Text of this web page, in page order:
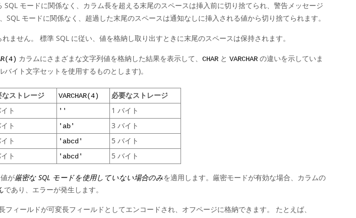
SQL モードに関係なく、カラム長を超える末尾のスペースは挿入前に切り捨てられ、警告メッセージ
SQL モードに関係なく、超過した末尾のスペースは通知なしに挿入される値から切り捨てられます。
ません。 標準 SQL に従い、値を格納し取り出すときに末尾のスペースは保持されます。
カラムにさまざまな文字列値を格納した結果を表示して、 CHAR と VARCHAR の違いを示していま
バイト文字セットを使用するものとします)。
なストレージ VARCHAR(4) 必要なストレージ
ト '' 1 バイト
ト 'ab' 3 バイト
ト 'abcd' 5 バイト
ト 'abcd' 5 バイト
が厳密な SQL モードを使用していない場合のみを適用します。厳密モードが有効な場合、カラムの
であり、エラーが発生します。
フィールドが可変長フィールドとしてエンコードされ、オフページに格納できます。 たとえば、